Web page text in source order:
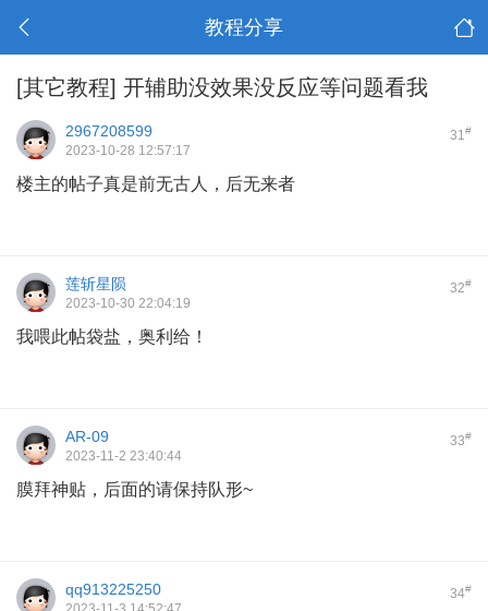
教程分享
[其它教程] 开辅助没效果没反应等问题看我
31#
2967208599
2023-10-28 12:57:17
楼主的帖子真是前无古人，后无来者
32#
莲斩星陨
2023-10-30 22:04:19
我喂此帖袋盐，奥利给！
33#
AR-09
2023-11-2 23:40:44
膜拜神贴，后面的请保持队形~
34#
qq913225250